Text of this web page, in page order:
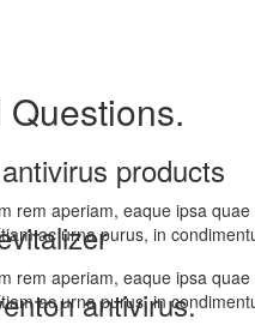
products
rem aperiam, eaque ipsa
ac urna purus, in
rem aperiam, eaque ipsa
ac urna purus, in
antivirus.